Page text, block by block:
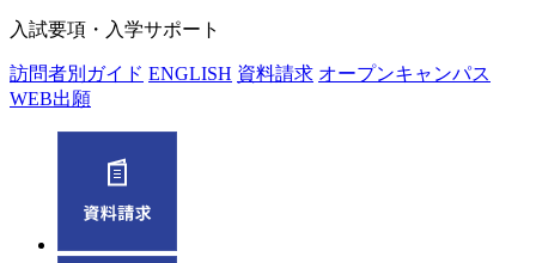
入試要項・入学サポート
訪問者別ガイド ENGLISH 資料請求 オープンキャンパス
WEB出願